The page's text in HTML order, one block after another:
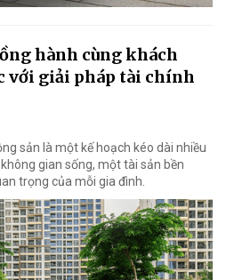
hành cùng khách
với giải pháp tài chính
sản là một kế hoạch kéo dài nhiều
gian sống, một tài sản bền
trọng của mỗi gia đình.